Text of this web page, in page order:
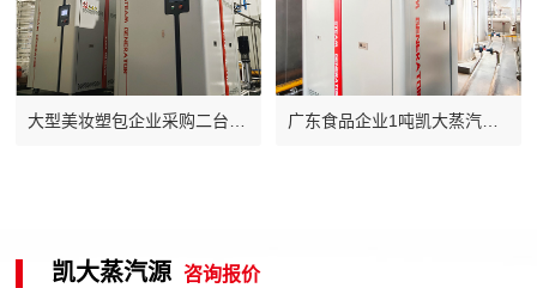
大型美妆塑包企业采购二台1
广东食品企业1吨凯大蒸汽发
凯大蒸汽源 咨询报价